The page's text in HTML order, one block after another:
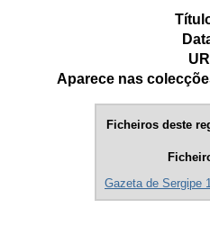
Aparece nas
Ficheiros deste
Gazeta de Sergipe